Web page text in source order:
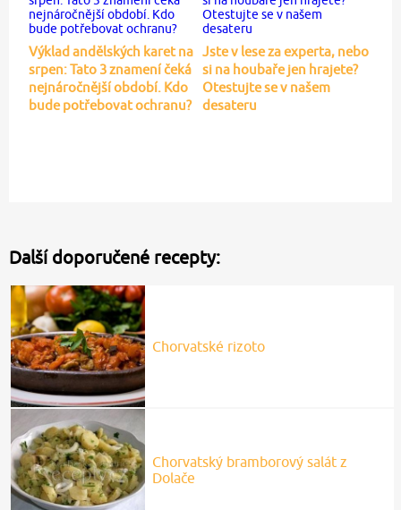
Výklad andělských karet na
srpen: Tato 3 znamení čeká
nejnáročnější období. Kdo
bude potřebovat ochranu?
Jste v lese za experta, nebo
si na houbaře jen hrajete?
Otestujte se v našem
desateru
Další doporučené recepty:
Chorvatské rizoto
Chorvatský bramborový salát z
Dolače